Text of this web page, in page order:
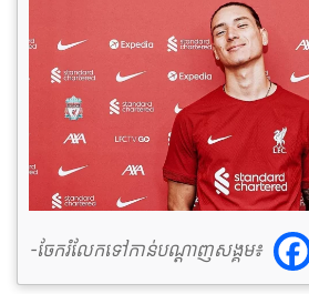
-ចែករំលែកទៅកាន់បណ្តាញសង្គម៖